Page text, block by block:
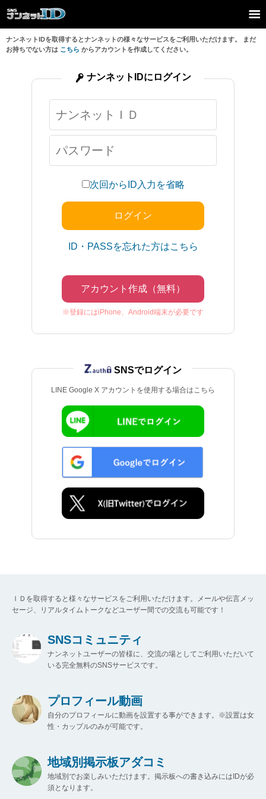
ナンネットIDを取得するとナンネットの様々なサービスをご利用いただけます。 まだ
お持ちでない方は こちら からアカウントを作成してください。
次回からID入力を省略
ID・PASSを忘れた方はこちら
アカウント作成（無料）
※登録にはiPhone、Android端末が必要です
ナンネットIDにログイン
LINE Google X アカウントを使用する場合はこちら
SNSでログイン
ＩＤを取得すると様々なサービスをご利用いただけます。メールや伝言メッ
セージ、リアルタイムトークなどユーザー間での交流も可能です！
SNSコミュニティ
ナンネットユーザーの皆様に、交流の場としてご利用いただいて
いる完全無料のSNSサービスです。
プロフィール動画
自分のプロフィールに動画を設置する事ができます。※設置は女
性・カップルのみが可能です。
地域別掲示板アダコミ
地域別でお楽しみいただけます。掲示板への書き込みにはIDが必
須となります。